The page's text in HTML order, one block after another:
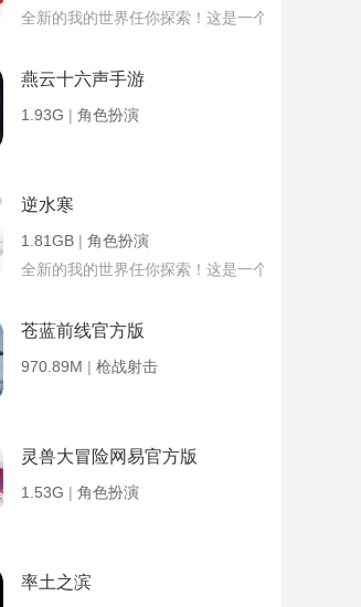
全新的我的世界任你探索！这是一个小提示字段。
燕云十六声手游
1.93G | 角色扮演
逆水寒
1.81GB | 角色扮演
全新的我的世界任你探索！这是一个小提示字段。
苍蓝前线官方版
970.89M | 枪战射击
灵兽大冒险网易官方版
1.53G | 角色扮演
率土之滨